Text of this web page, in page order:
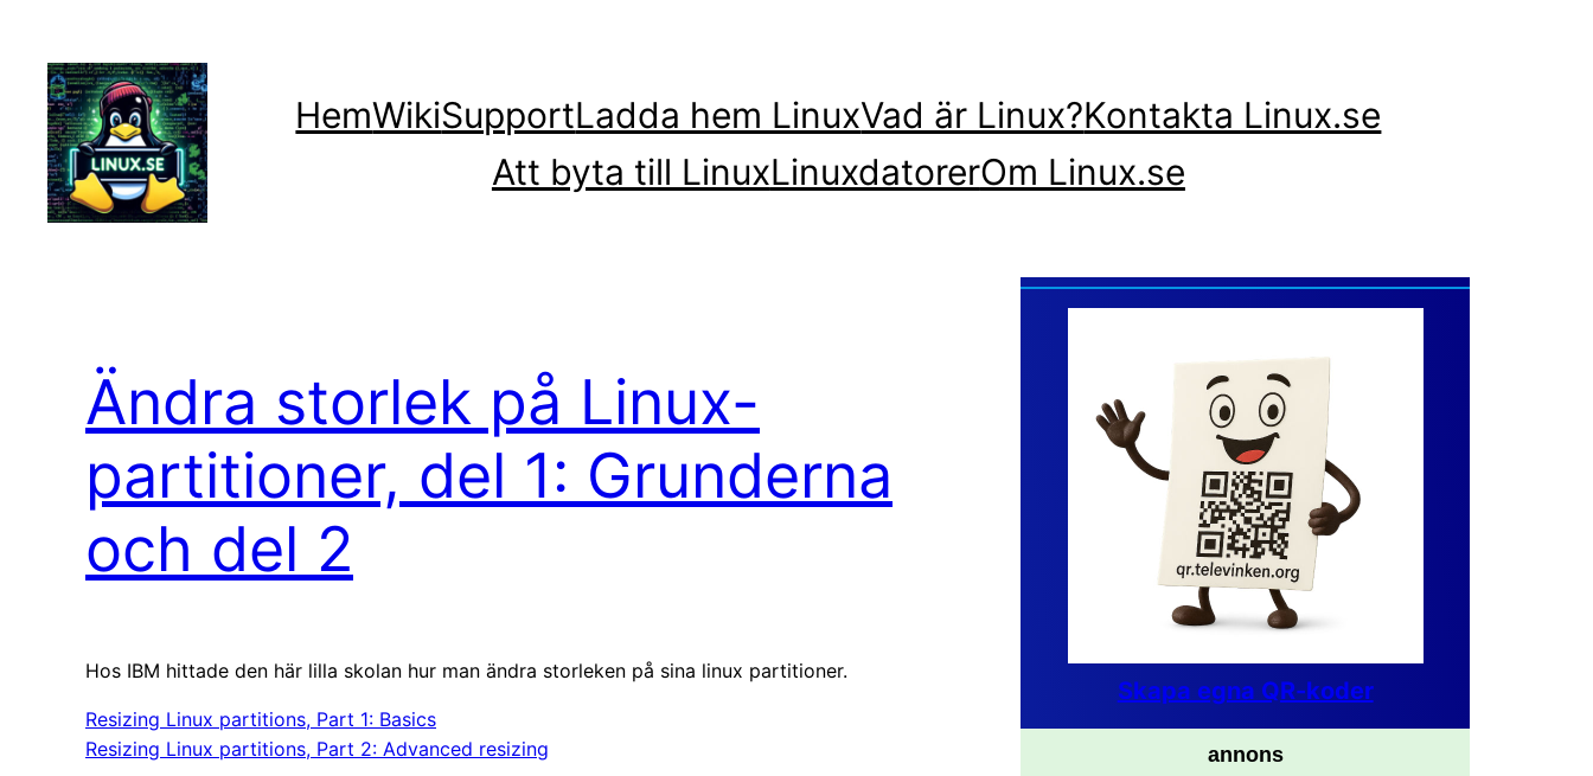
innehåll
HemWikiSupportLadda hem LinuxVad är Linux?Kontakta Linux.se
Att byta till LinuxLinuxdatorerOm Linux.se
Ändra storlek på Linux-
partitioner, del 1: Grunderna
och del 2
Hos IBM hittade den här lilla skolan hur man ändra storleken på sina linux partitioner.
Resizing Linux partitions, Part 1: Basics
Resizing Linux partitions, Part 2: Advanced resizing
Skapa egna QR-koder
annons